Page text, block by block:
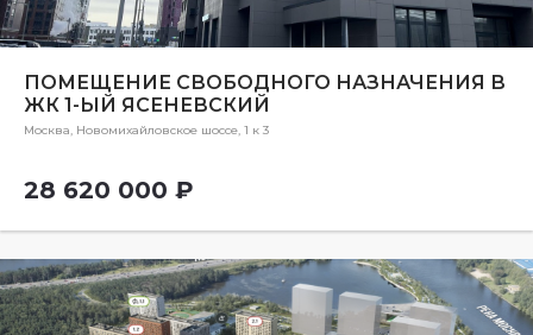
ПОМЕЩЕНИЕ СВОБОДНОГО НАЗНАЧЕНИЯ В
ЖК 1-ЫЙ ЯСЕНЕВСКИЙ
Москва, Новомихайловское шоссе, 1 к 3
28 620 000 ₽